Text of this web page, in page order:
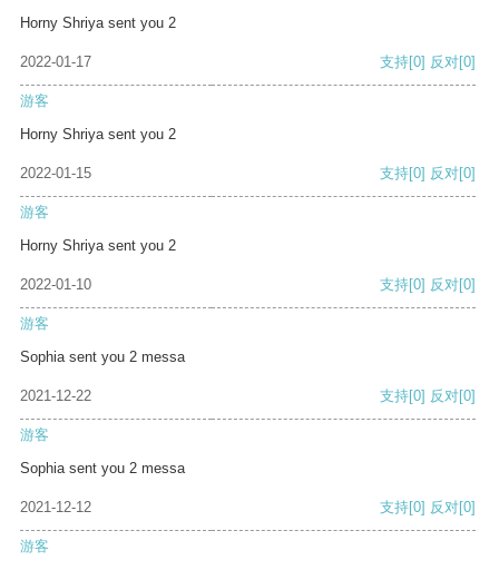
Horny Shriya sent you 2
2022-01-17 支持[0] 反对[0]
游客
Horny Shriya sent you 2
2022-01-15 支持[0] 反对[0]
游客
Horny Shriya sent you 2
2022-01-10 支持[0] 反对[0]
游客
Sophia sent you 2 messa
2021-12-22 支持[0] 反对[0]
游客
Sophia sent you 2 messa
2021-12-12 支持[0] 反对[0]
游客